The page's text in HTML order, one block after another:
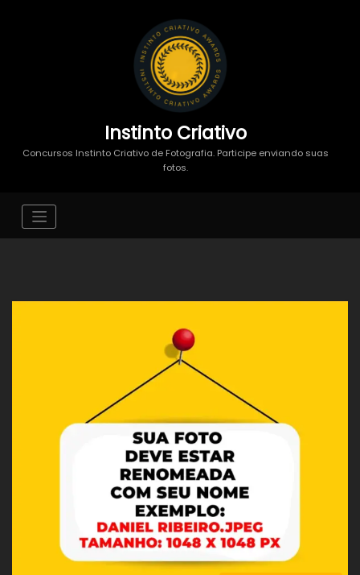
Instinto Criativo
Concursos Instinto Criativo de Fotografia. Participe enviando suas
fotos.